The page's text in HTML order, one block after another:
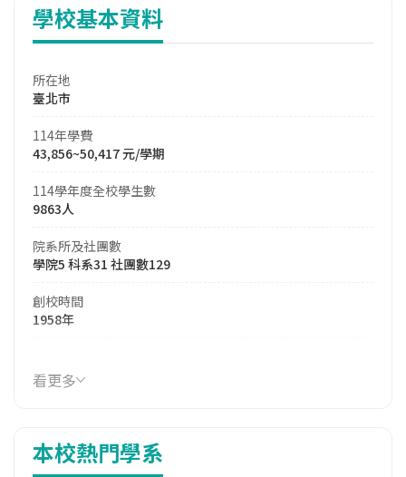
學校基本資料
所在地
臺北市
114年學費
43,856~50,417 元/學期
114學年度全校學生數
9863人
院系所及社團數
學院5 科系31 社團數129
創校時間
1958年
32.51
113學年度雙聯學位合作校數
看更多
本校熱門學系